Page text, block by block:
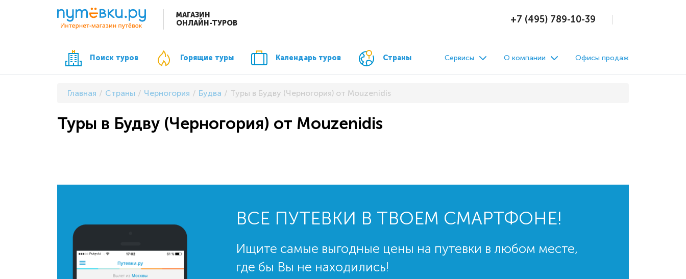
МАГАЗИН
ОНЛАЙН-ТУРОВ
+7 (495) 789-10-39
Поиск туров Горящие туры Календарь туров Страны Сервисы О компании Офисы продаж
Главная Страны Черногория Будва Туры в Будву (Черногория) от Mouzenidis
Туры в Будву (Черногория) от Mouzenidis
ВСЕ ПУТЕВКИ В ТВОЕМ СМАРТФОНЕ!
Ищите самые выгодные цены на путевки в любом месте,
где бы Вы не находились!